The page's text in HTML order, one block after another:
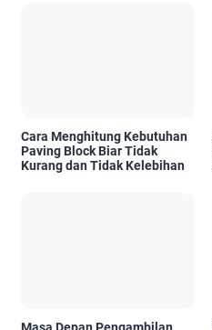
Cara Menghitung Kebutuhan
Paving Block Biar Tidak
Kurang dan Tidak Kelebihan